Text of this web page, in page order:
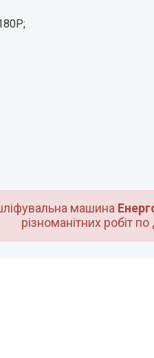
машина
різноманітних робіт